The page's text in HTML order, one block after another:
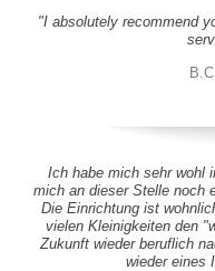
"I absolutely recommend
Ich habe mich sehr wohl
mich an dieser Stelle noch
Die Einrichtung ist
vielen Kleinigkeiten den
Zukunft wieder beruflich
wieder eines